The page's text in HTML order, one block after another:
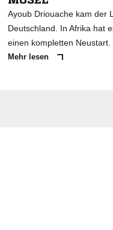
Ayoub Driouache kam der
Deutschland. In Afrika hat
einen kompletten Neustart.
Mehr lesen